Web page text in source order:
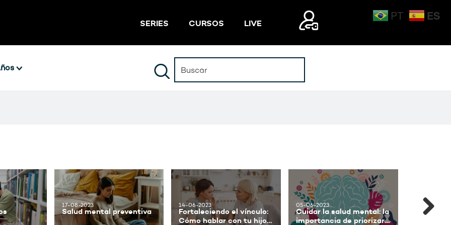
Mi Cuenta
Login
LIVE
CURSOS
SERIES
17-08-2023
Salud mental preventiva
14-06-2023
Fortaleciendo el vínculo:
Cómo hablar con tu hijo
05-06-2023
Cuidar la salud mental: la
importancia de priorizar
17-05-2023
Manejo
PT ES